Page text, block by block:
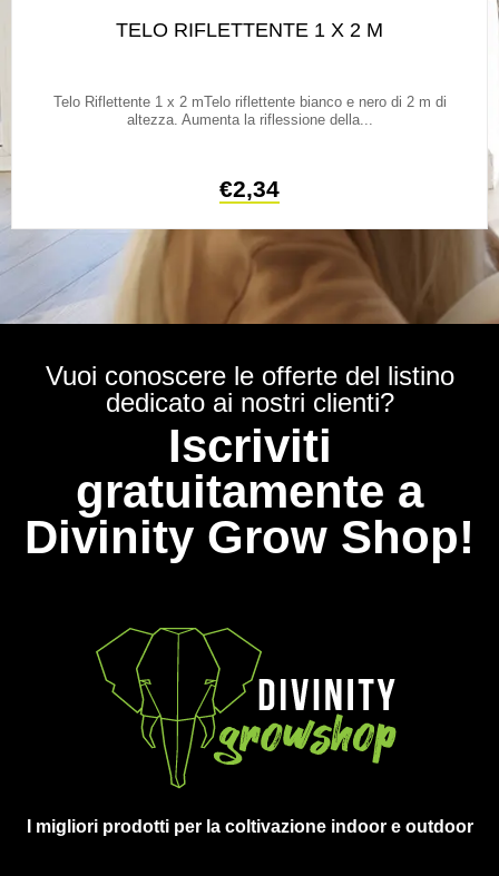
TELO RIFLETTENTE 1 X 2 M
Telo Riflettente 1 x 2 mTelo riflettente bianco e nero di 2 m di
altezza. Aumenta la riflessione della...
€2,34
Vuoi conoscere le offerte del listino
dedicato ai nostri clienti?
Iscriviti
gratuitamente a
Divinity Grow Shop!
I migliori prodotti per la coltivazione indoor e outdoor